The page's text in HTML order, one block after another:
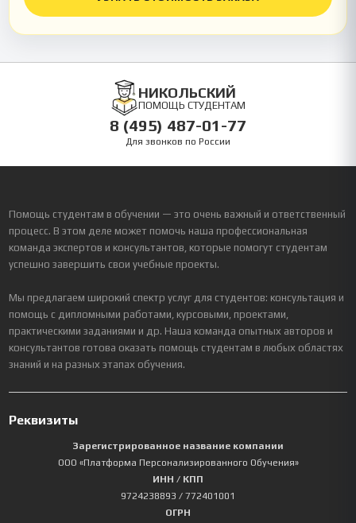
НИКОЛЬСКИЙ
ПОМОЩЬ СТУДЕНТАМ
8 (495) 487-01-77
Для звонков по России
Помощь студентам в обучении — это очень важный и ответственный
процесс. В этом деле может помочь наша профессиональная
команда экспертов и консультантов, которые помогут студентам
успешно завершить свои учебные проекты.
Мы предлагаем широкий спектр услуг для студентов: консультация и
помощь с дипломными работами, курсовыми, проектами,
практическими заданиями и др. Наша команда опытных авторов и
консультантов готова оказать помощь студентам в любых областях
знаний и на разных этапах обучения.
Реквизиты
Зарегистрированное название компании
ООО «Платформа Персонализированного Обучения»
ИНН / КПП
9724238893 / 772401001
ОГРН